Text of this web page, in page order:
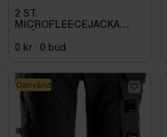
2 ST.
MICROFLEECEJACKA
WORKWEAR. STL M
0 kr · 0 bud
Oanvänd